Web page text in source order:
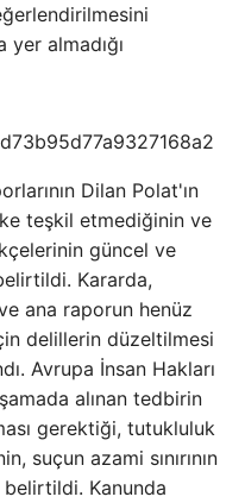
almadığı
Dilan Polat'ın
teşkil etmediğinin ve
güncel ve
Kararda,
ana raporun henüz
delillerin düzeltilmesi
Avrupa İnsan Hakları
alınan tedbirin
gerektiği, tutukluluk
suçun azami sınırının
belirtildi. Kanunda